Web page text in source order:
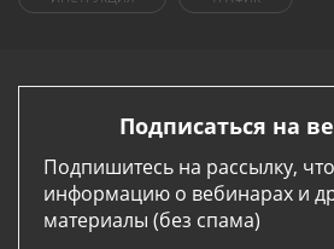
Подписаться на
Подпишитесь на рассылку,
информацию о вебинарах и
материалы (без спама)